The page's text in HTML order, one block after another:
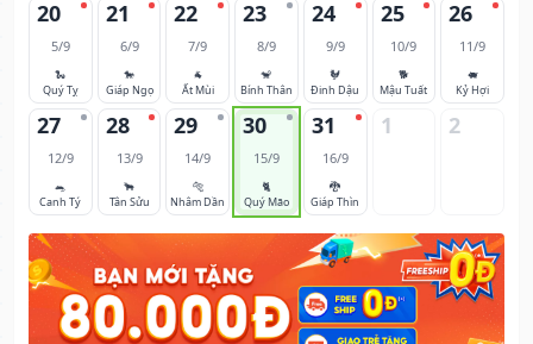
20
5/9
🐍
Quý Tỵ
21
6/9
🐎
Giáp Ngọ
22
7/9
🐐
Ất Mùi
23
8/9
🐒
Bính Thân
24
9/9
🐓
Đinh Dậu
25
10/9
🐕
Mậu Tuất
26
11/9
🐖
Kỷ Hợi
27
12/9
🐀
Canh Tý
28
13/9
🐂
Tân Sửu
29
14/9
🐅
Nhâm Dần
30
15/9
🐈
Quý Mão
31
16/9
🐉
Giáp Thìn
1 2